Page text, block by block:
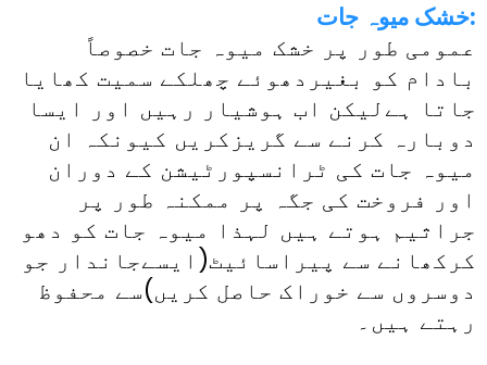
خشک میوہ جات:
عمومی طور پر خشک میوہ جات خصوصاً
بادام کو بغیردھوئے چھلکے سمیت کھایا
جاتا ہےلیکن اب ہوشیار رہیں اور ایسا
دوبارہ کرنے سے گریزکریں کیونکہ ان
میوہ جات کی ٹرانسپورٹیشن کے دوران
اور فروخت کی جگہ پر ممکنہ طور پر
جراثیم ہوتے ہیں لہذا میوہ جات کو دھو
کرکھانے سے پیراسائیٹ(ایسےجاندار جو
دوسروں سے خوراک حاصل کریں)سے محفوظ
رہتے ہیں۔